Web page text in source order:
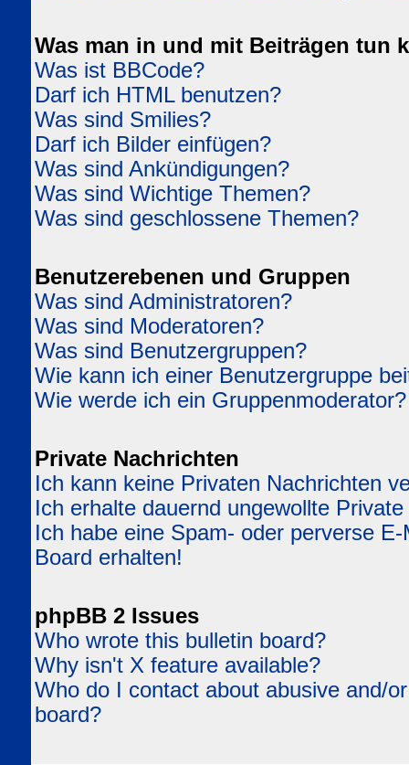
Was man in und mit Beiträgen tun
Was ist BBCode?
Darf ich HTML benutzen?
Was sind Smilies?
Darf ich Bilder einfügen?
Was sind Ankündigungen?
Was sind Wichtige Themen?
Was sind geschlossene Themen?
Benutzerebenen und Gruppen
Was sind Administratoren?
Was sind Moderatoren?
Was sind Benutzergruppen?
Wie kann ich einer Benutzergruppe
Wie werde ich ein Gruppenmoderator?
Private Nachrichten
Ich kann keine Privaten Nachrichten
Ich erhalte dauernd ungewollte
Ich habe eine Spam- oder perverse
Board erhalten!
phpBB 2 Issues
Who wrote this bulletin board?
Why isn't X feature available?
Who do I contact about abusive and/
board?